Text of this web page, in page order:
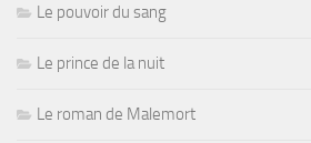
Le pouvoir du sang
Le prince de la nuit
Le roman de Malemort